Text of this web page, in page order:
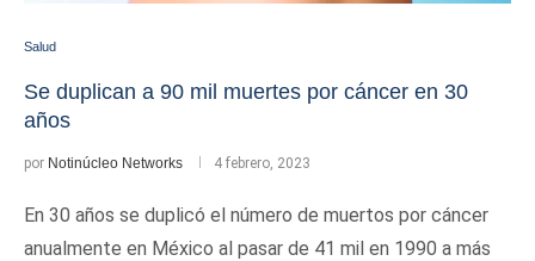
Salud
Se duplican a 90 mil muertes por cáncer en 30
años
por Notinúcleo Networks 4 febrero, 2023
En 30 años se duplicó el número de muertos por cáncer
anualmente en México al pasar de 41 mil en 1990 a más